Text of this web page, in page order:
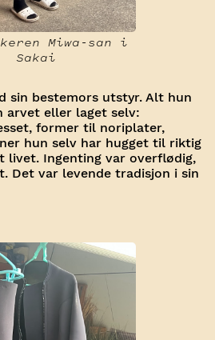
Miwa-san i
Sakai
sin bestemors utstyr. Alt hun
arvet eller laget selv:
former til noriplater,
hun selv har hugget til riktig
Ingenting var overflødig,
Det var levende tradisjon i sin